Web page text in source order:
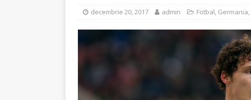
decembrie 20, 2017 admin Fotbal, Germania,